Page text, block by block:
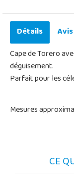
Détails Avis
Cape de Torero
déguisement.
Parfait pour les
Mesures
CE